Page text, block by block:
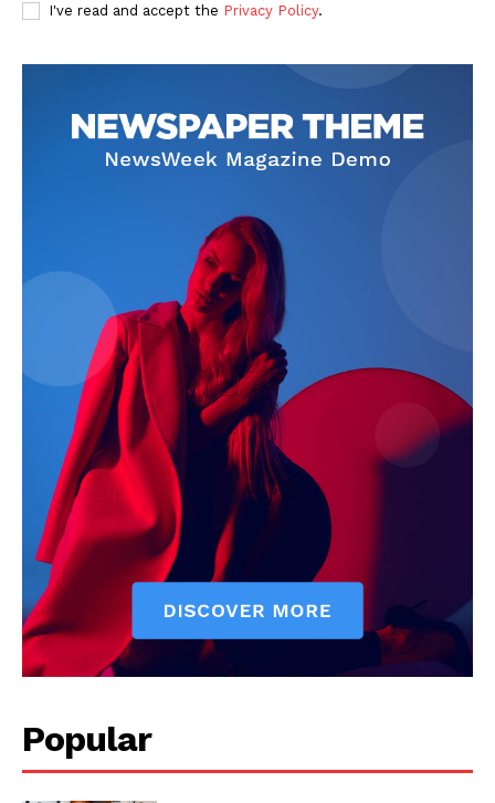
I've read and accept the Privacy Policy.
Popular